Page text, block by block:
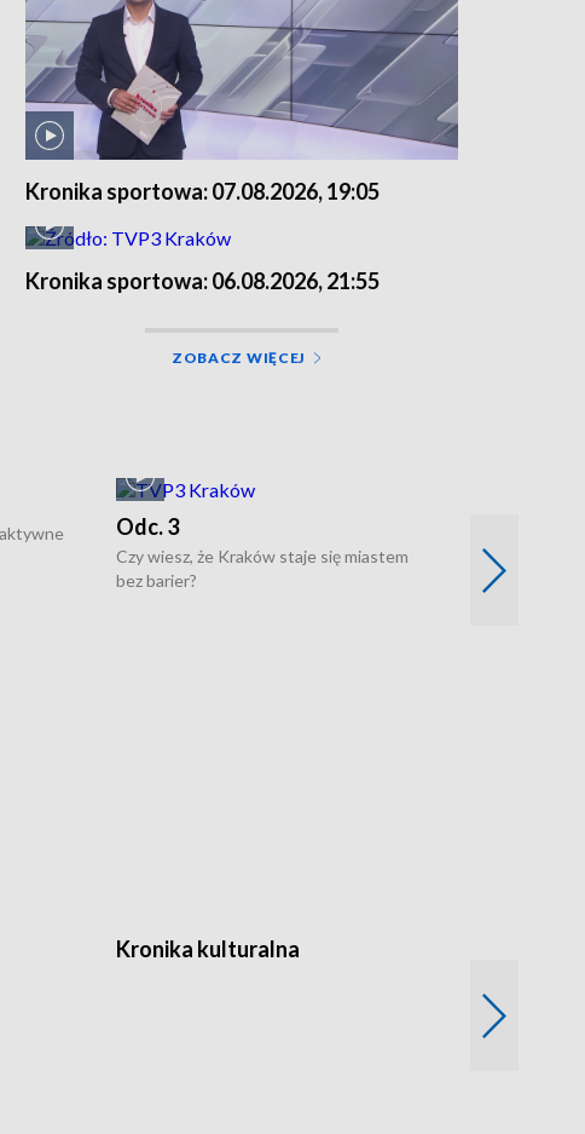
Kronika sportowa: 07.08.2026, 19:05
Kronika sportowa: 06.08.2026, 21:55
ZOBACZ WIĘCEJ
Odc. 3
Czy wiesz, że Kraków staje się miastem
bez barier?
Kronika kulturalna